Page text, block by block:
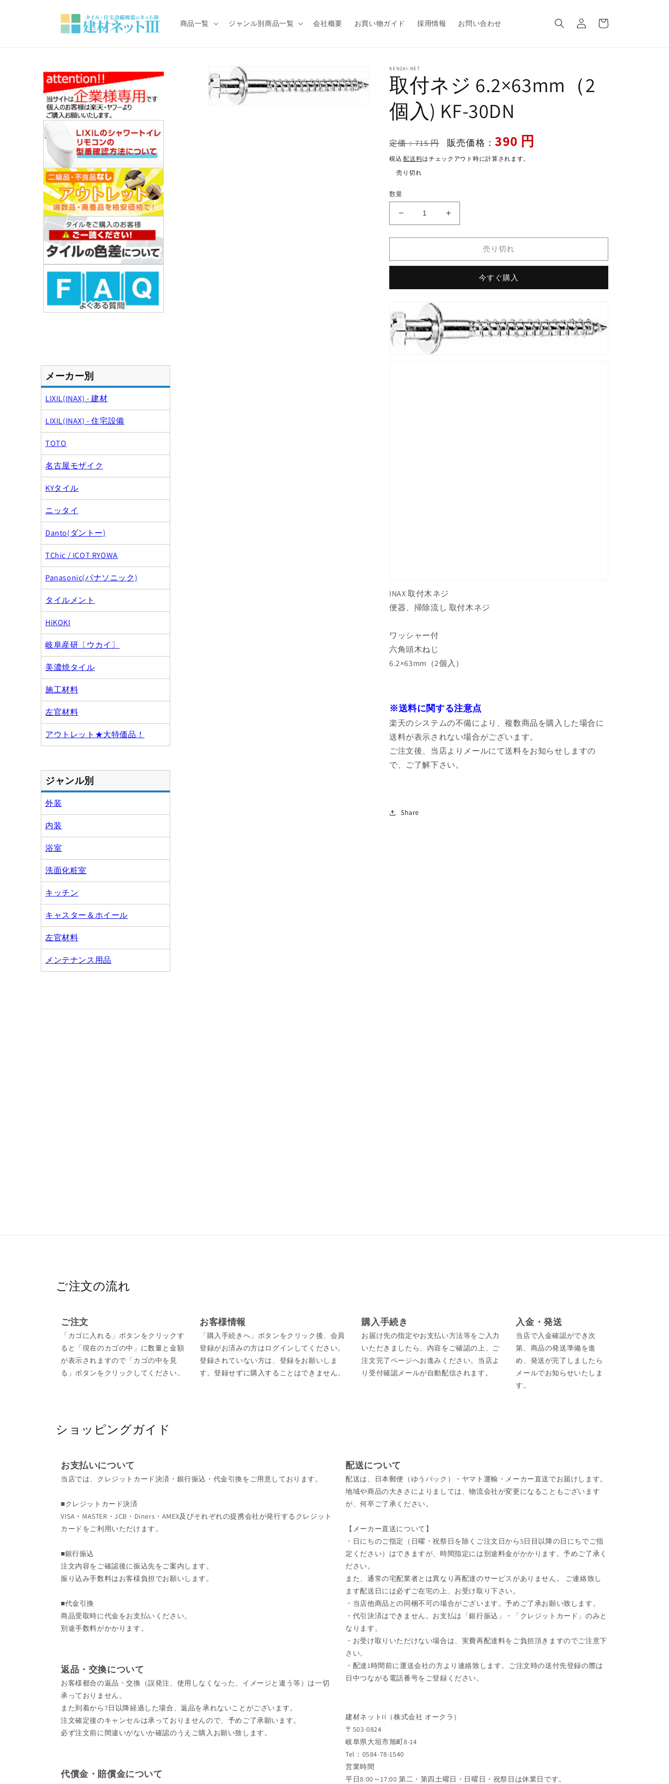
商品一覧 ジャンル別商品一覧 会社概要 お買い物ガイド 採用情報 お問い合わせ
グ
イ
ー
商品情
報にス
キップ
KENZAI-NET
取付ネジ 6.2×63mm（2
個入) KF-30DN
通
価
格
定価：715 円
セ
ー
ル
販売価格：390 円
税込配送料はチェックアウト時に計算されます。
売り切れ
数量
6.2×63mm（2
入)
30DN
の
数
量
取
6.2×63mm（2
入)
の
数
売り切れ
今すぐ購入
INAX 取付木ネジ
便器、掃除流し 取付木ネジ
ワッシャー付
六角頭木ねじ
6.2×63mm（2個入）
※送料に関する注意点
楽天のシステムの不備により、複数商品を購入した場合に
送料が表示されない場合がございます。
ご注文後、当店よりメールにて送料をお知らせしますの
で、ご了解下さい。
Share
メーカー別
LIXIL(INAX) - 建材
LIXIL(INAX) - 住宅設備
TOTO
名古屋モザイク
KYタイル
ニッタイ
Danto(ダントー)
TChic / ICOT RYOWA
Panasonic(パナソニック)
タイルメント
HiKOKI
岐阜産研〔ウカイ〕
美濃焼タイル
施工材料
左官材料
アウトレット★大特価品！
ジャンル別
外装
内装
浴室
洗面化粧室
キッチン
キャスター＆ホイール
左官材料
メンテナンス用品
ご注文の流れ
ご注文
「カゴに入れる」ボタンをクリックす
ると「現在のカゴの中」に数量と金額
が表示されますので「カゴの中を見
る」ボタンをクリックしてください。
お客様情報
「購入手続きへ」ボタンをクリック後、会員
登録がお済みの方はログインしてください。
登録されていない方は、登録をお願いしま
す。登録せずに購入することはできません。
購入手続き
お届け先の指定やお支払い方法等をご入力
いただきましたら、内容をご確認の上、ご
注文完了ページへお進みください。当店よ
り受付確認メールが自動配信されます。
入金・発送
当店で入金確認ができ次
第、商品の発送準備を進
め、発送が完了しましたら
メールでお知らせいたしま
す。
ショッピングガイド
お支払いについて
当店では、クレジットカード決済・銀行振込・代金引換をご用意しております。
■クレジットカード決済
VISA・MASTER・JCB・Diners・AMEX及びそれぞれの提携会社が発行するクレジット
カードをご利用いただけます。
■銀行振込
注文内容をご確認後に振込先をご案内します。
振り込み手数料はお客様負担でお願いします。
■代金引換
商品受取時に代金をお支払いください。
別途手数料がかかります。
返品・交換について
お客様都合の返品・交換（誤発注、使用しなくなった、イメージと違う等）は一切
承っておりません。
また到着から7日以降経過した場合、返品を承れないことがございます。
注文確定後のキャンセルは承っておりませんので、予めご了承願います。
必ず注文前に間違いがないか確認のうえご購入お願い致します。
代償金・賠償金について
配送について
配送は、日本郵便（ゆうパック）・ヤマト運輸・メーカー直送でお届けします。
地域や商品の大きさによりましては、物流会社が変更になることもございます
が、何卒ご了承ください。
【メーカー直送について】
・日にちのご指定（日曜・祝祭日を除くご注文日から5日目以降の日にちでご指
定ください）はできますが、時間指定には別途料金がかかります。予めご了承く
ださい。
また、通常の宅配業者とは異なり再配達のサービスがありません。 ご連絡致し
ます配送日には必ずご在宅の上、お受け取り下さい。
・当店他商品との同梱不可の場合がございます。予めご了承お願い致します。
・代引決済はできません。お支払は「銀行振込」・「クレジットカード」のみと
なります。
・お受け取りいただけない場合は、実費再配達料をご負担頂きますのでご注意下
さい。
・配達1時間前に運送会社の方より連絡致します。ご注文時の送付先登録の際は
日中つながる電話番号をご登録ください。
建材ネットII（株式会社 オークラ）
〒503-0824
岐阜県大垣市旭町8-14
Tel：0584-78-1540
営業時間
平日8:00～17:00 第二・第四土曜日・日曜日・祝祭日は休業日です。